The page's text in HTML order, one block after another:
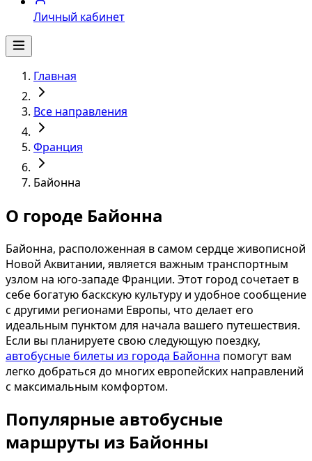
Личный кабинет
Главная
Все направления
Франция
Байонна
О городе Байонна
Байонна, расположенная в самом сердце живописной
Новой Аквитании, является важным транспортным
узлом на юго-западе Франции. Этот город сочетает в
себе богатую баскскую культуру и удобное сообщение
с другими регионами Европы, что делает его
идеальным пунктом для начала вашего путешествия.
Если вы планируете свою следующую поездку,
автобусные билеты из города Байонна помогут вам
легко добраться до многих европейских направлений
с максимальным комфортом.
Популярные автобусные
маршруты из Байонны